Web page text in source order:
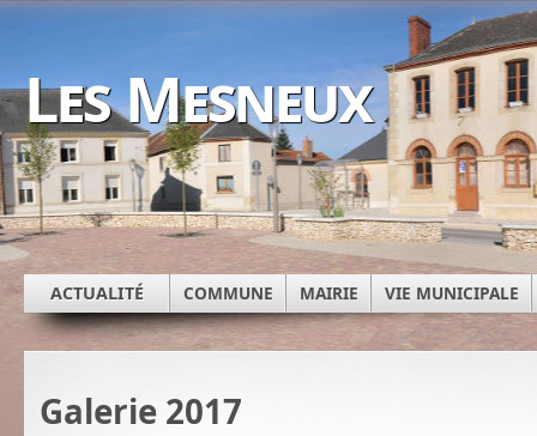
Les Mesneux
ACTUALITÉ COMMUNE MAIRIE VIE MUNICIPALE
Galerie 2017